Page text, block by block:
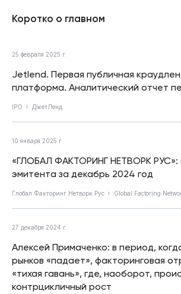
Коротко о главном
25 февраля 2025 г.
Jetlend. Первая публичная
платформа. Аналитический отчет
IPO ДжетЛенд
10 января 2025 г.
«ГЛОБАЛ ФАКТОРИНГ НЕТВОРК РУС»:
эмитента за декабрь 2024 год
Глобал Факторинг Нетворк Рус Global Factoring
27 декабря 2024 г.
Алексей Примаченко: в период,
рынков «падает», факторинговая
«тихая гавань», где, наоборот,
контрцикличный рост